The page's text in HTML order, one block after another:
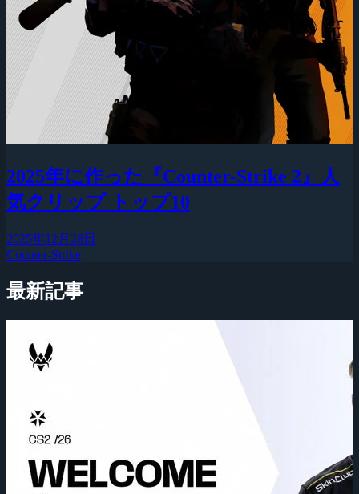
2025年に作った『Counter-Strike 2』人
気クリップ トップ10
2025年12月28日
Counter-Strike
最新記事